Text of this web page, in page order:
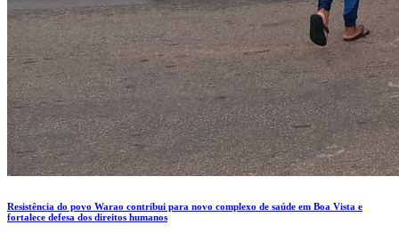
Resistência do povo Warao contribui para novo complexo de saúde em Boa Vista e
fortalece defesa dos direitos humanos